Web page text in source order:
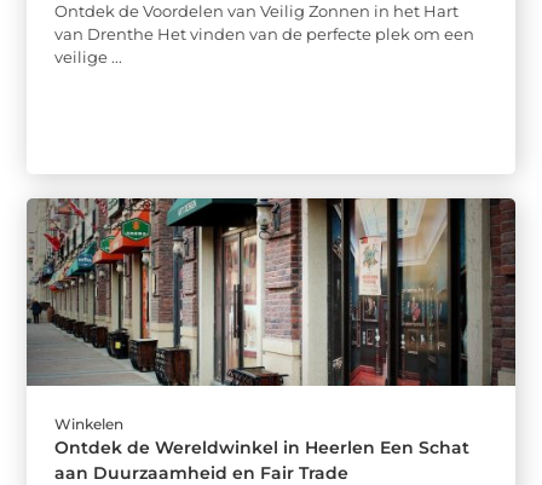
Ontdek de Voordelen van Veilig Zonnen in het Hart
van Drenthe Het vinden van de perfecte plek om een
veilige ...
Winkelen
Ontdek de Wereldwinkel in Heerlen Een Schat
aan Duurzaamheid en Fair Trade